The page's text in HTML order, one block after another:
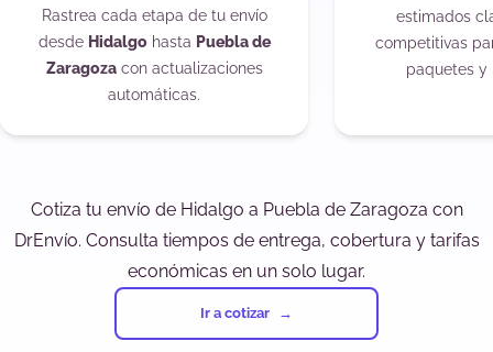
Rastrea cada etapa de tu envío
desde Hidalgohasta Puebla de
Zaragozacon actualizaciones
automáticas.
estimados
competitivas
paquetes y
Cotiza tu envío de Hidalgo a Puebla de Zaragoza con
DrEnvío. Consulta tiempos de entrega, cobertura y tarifas
económicas en un solo lugar.
Ir a cotizar